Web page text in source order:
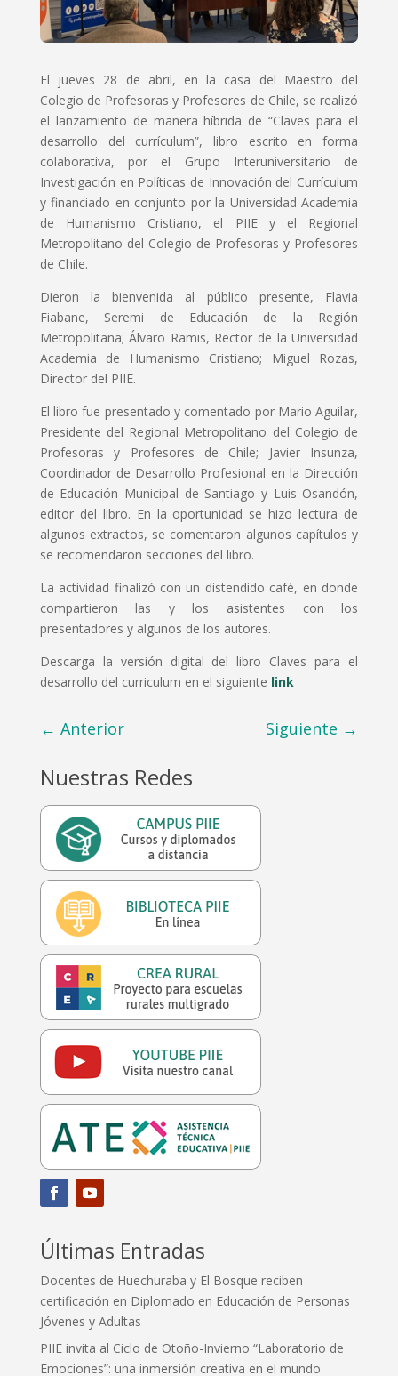
El jueves 28 de abril, en la casa del Maestro del
Colegio de Profesoras y Profesores de Chile, se realizó
el lanzamiento de manera híbrida de “Claves para el
desarrollo del currículum”, libro escrito en forma
colaborativa, por el Grupo Interuniversitario de
Investigación en Políticas de Innovación del Currículum
y financiado en conjunto por la Universidad Academia
de Humanismo Cristiano, el PIIE y el Regional
Metropolitano del Colegio de Profesoras y Profesores
de Chile.
Dieron la bienvenida al público presente, Flavia
Fiabane, Seremi de Educación de la Región
Metropolitana; Álvaro Ramis, Rector de la Universidad
Academia de Humanismo Cristiano; Miguel Rozas,
Director del PIIE.
El libro fue presentado y comentado por Mario Aguilar,
Presidente del Regional Metropolitano del Colegio de
Profesoras y Profesores de Chile; Javier Insunza,
Coordinador de Desarrollo Profesional en la Dirección
de Educación Municipal de Santiago y Luis Osandón,
editor del libro. En la oportunidad se hizo lectura de
algunos extractos, se comentaron algunos capítulos y
se recomendaron secciones del libro.
La actividad finalizó con un distendido café, en donde
compartieron las y los asistentes con los
presentadores y algunos de los autores.
Descarga la versión digital del libro Claves para el
desarrollo del curriculum en el siguiente link
← Anterior Siguiente →
Nuestras Redes
Últimas Entradas
Docentes de Huechuraba y El Bosque reciben
certificación en Diplomado en Educación de Personas
Jóvenes y Adultas
PIIE invita al Ciclo de Otoño-Invierno “Laboratorio de
Emociones”: una inmersión creativa en el mundo